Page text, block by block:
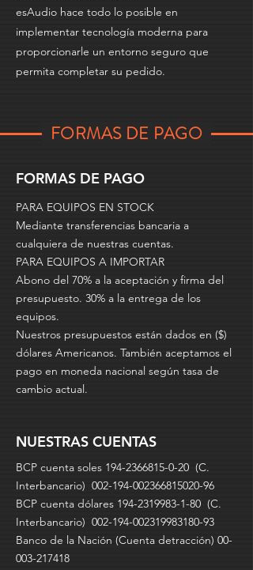
esAudio hace todo lo posible en
implementar tecnología moderna para
proporcionarle un entorno seguro que
permita completar su pedido.
FORMAS DE PAGO
FORMAS DE PAGO
PARA EQUIPOS EN STOCK
Mediante transferencias bancaria a
cualquiera de nuestras cuentas.
PARA EQUIPOS A IMPORTAR
Abono del 70% a la aceptación y firma del
presupuesto. 30% a la entrega de los
equipos.
Nuestros presupuestos están dados en ($)
dólares Americanos. También aceptamos el
pago en moneda nacional según tasa de
cambio actual.
NUESTRAS CUENTAS
BCP cuenta soles 194-2366815-0-20 (C.
Interbancario) 002-194-002366815020-96
BCP cuenta dólares 194-2319983-1-80 (C.
Interbancario) 002-194-002319983180-93
Banco de la Nación (Cuenta detracción) 00-
003-217418